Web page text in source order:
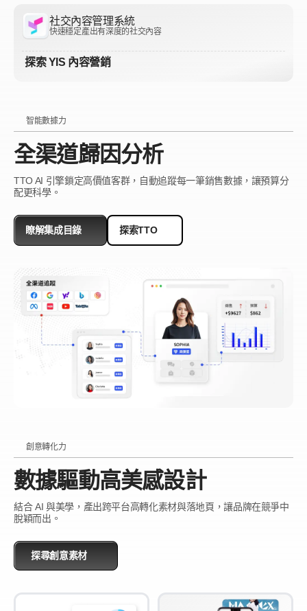
社交內容管理系統
快速穩定產出有深度的社交內容
探索 YIS 內容營銷
智能數據力
全渠道歸因分析
TTO AI 引擎鎖定高價值客群，自動追蹤每一筆銷售數據，讓預算分
配更科學。
瞭解集成目錄 探索TTO
創意轉化力
數據驅動高美感設計
結合 AI 與美學，產出跨平台高轉化素材與落地頁，讓品牌在競爭中
脫穎而出。
探尋創意素材